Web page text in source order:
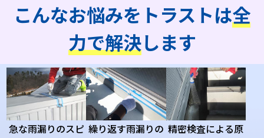
こんなお悩みをトラストは全
力で解決します
急な雨漏りのスピ 繰り返す雨漏りの 精密検査による原